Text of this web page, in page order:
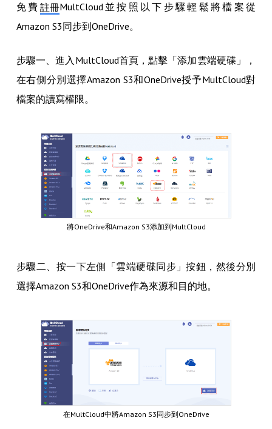
免費 註冊MultCloud並按照以下步驟輕鬆將檔案從
Amazon S3同步到OneDrive。
步驟一、進入MultCloud首頁，點擊「添加雲端硬碟」，
在右側分別選擇Amazon S3和OneDrive授予MultCloud對
檔案的讀寫權限。
將OneDrive和Amazon S3添加到MultCloud
步驟二、按一下左側「雲端硬碟同步」按鈕，然後分別
選擇Amazon S3和OneDrive作為來源和目的地。
在MultCloud中將Amazon S3同步到OneDrive